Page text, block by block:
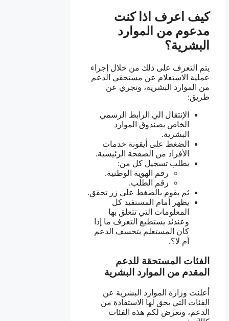
كيف اعرف اذا كنت
مدعوم من الموارد
البشرية؟
يتم التعرف على ذلك من خلال إجراء
عملية الاستعلام عن مستحقي الدعم
من الموارد البشرية، وتجري عن
طريق:
الإنتقال الي الرابط الرسمي
الخاص بصندوق الموارد
البشرية.
الضغط على أيقونة خدمات
الأفراد من الصفحة الرئيسية.
يطلب تسجيل كل من:
رقم الهوية الوطنية.
رقم الطلب.
ثم يقوم بالضغط على زر تحقق.
يظهر أمام المستفيد كل
المعلومات التي تتعلق بها
وعندئذ يستطيع التعرف ما إذا
كان المستعلم يتحسف الدعم
أم لا؟.
الفئات المستحقة للدعم
المقدم من الموارد البشرية
أعلنت وزارة الموارد البشرية عن
الفئات التي يحق لها الاستفادة من
الدعم، ونعرض لكم هذه الفئات